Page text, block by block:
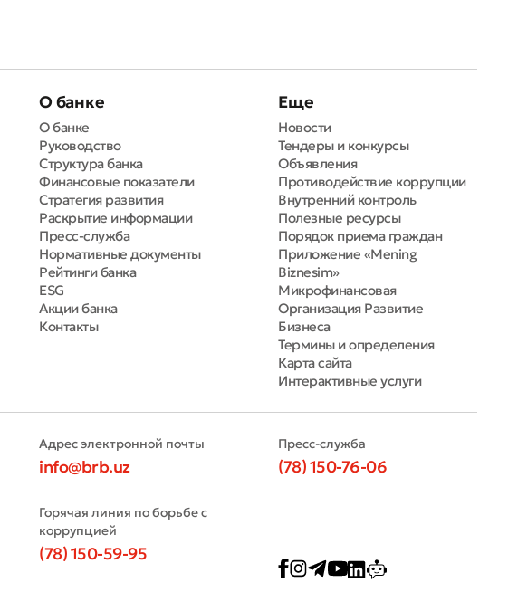
О банке
О банке
Руководство
Структура банка
Финансовые показатели
Стратегия развития
Раскрытие информации
Пресс-служба
Нормативные документы
Рейтинги банка
ESG
Акции банка
Контакты
Еще
Новости
Тендеры и конкурсы
Объявления
Противодействие коррупции
Внутренний контроль
Полезные ресурсы
Порядок приема граждан
Приложение «Mening
Biznesim»
Микрофинансовая
Организация Развитие
Бизнеса
Термины и определения
Карта сайта
Интерактивные услуги
Адрес электронной почты
info@brb.uz
Пресс-служба
(78) 150-76-06
Горячая линия по борьбе с
коррупцией
(78) 150-59-95